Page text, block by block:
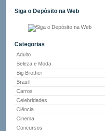
Siga o Depósito na Web
Categorias
Adulto
Beleza e Moda
Big Brother
Brasil
Carros
Celebridades
Ciência
Cinema
Concursos